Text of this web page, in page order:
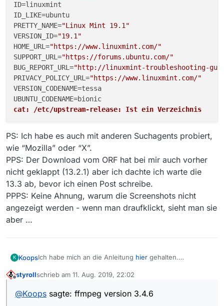
ID=linuxmint
ID_LIKE=ubuntu
PRETTY_NAME="Linux Mint 19.1"
VERSION_ID="19.1"
HOME_URL="https://www.linuxmint.com/"
SUPPORT_URL="https://forums.ubuntu.com/"
BUG_REPORT_URL="http://linuxmint-troubleshooting-
PRIVACY_POLICY_URL="https://www.linuxmint.com/"
VERSION_CODENAME=tessa
cat: /etc/upstream-release: Ist ein Verzeichnis
PS: Ich habe es auch mit anderen Suchagents probiert,
wie “Mozilla” oder “X”.
PPS: Der Download vom ORF hat bei mir auch vorher
nicht geklappt (13.2.1) aber ich dachte ich warte die
13.3 ab, bevor ich einen Post schreibe.
PPPS: Keine Ahnung, warum die Screenshots nicht
angezeigt werden - wenn man draufklickt, sieht man sie
aber …
K KoopsIch habe mich an die Anleitung hier gehalten.
Hier ein Auszug aus den Logs:
styrollschrieb am 11. Aug. 2019, 22:02
zuletzt editiert von
@Koops sagte: ffmpeg version 3.4.6